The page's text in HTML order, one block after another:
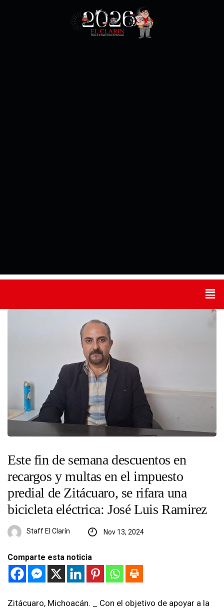
Este fin de semana descuentos en
recargos y multas en el impuesto
predial de Zitácuaro, se rifara una
bicicleta eléctrica: José Luis Ramirez
Staff El Clarín Nov 13, 2024
Comparte esta noticia
Zitácuaro, Michoacán. _ Con el objetivo de apoyar a la